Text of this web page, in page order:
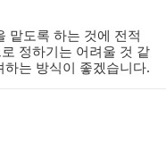
맡도록 하는 것에 전적
정하기는 어려울 것 같
는 방식이 좋겠습니다.